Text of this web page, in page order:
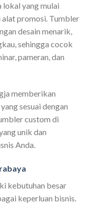
lokal yang mulai
promosi. Tumbler
desain menarik,
sehingga cocok
pameran, dan
memberikan
sesuai dengan
custom di
unik dan
Anda.
kebutuhan besar
keperluan bisnis.